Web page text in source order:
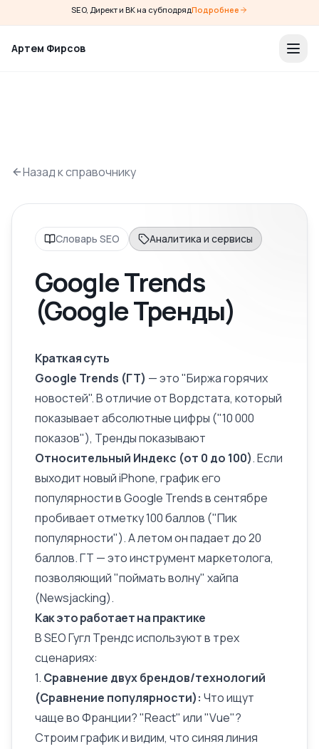
SEO, Директ и ВК на субподрядПодробнее
Артем Фирсов
Назад к справочнику
Словарь SEO Аналитика и сервисы
Google Trends
(Google Тренды)
Краткая суть
Google Trends (ГТ) — это "Биржа горячих
новостей". В отличие отВордстата, который
показывает абсолютные цифры ("10 000
показов"), Тренды показывают
Относительный Индекс (от 0 до 100). Если
выходит новый iPhone, график его
популярности в Google Trends в сентябре
пробивает отметку 100 баллов ("Пик
популярности"). А летом он падает до 20
баллов. ГТ — это инструмент маркетолога,
позволяющий "поймать волну" хайпа
(Newsjacking).
Как это работает на практике
В SEO Гугл Трендс используют в трех
сценариях:
1. Сравнение двух брендов/технологий
(Сравнение популярности): Что ищут
чаще во Франции? "React" или "Vue"?
Строим график и видим, что синяя линия